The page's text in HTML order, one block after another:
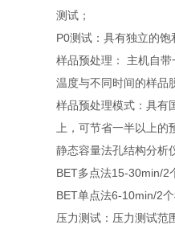
测试；
P0测试：具有独立的
样品预处理： 主机自
温度与不同时间的样品
样品预处理模式：具有
上，可节省一半以上
静态容量法孔结构分析
BET多点法15-30min/2
BET单点法6-10min/2
压力测试：压力测试范